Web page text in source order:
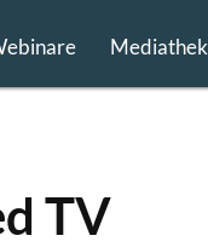
Mediathek
TV